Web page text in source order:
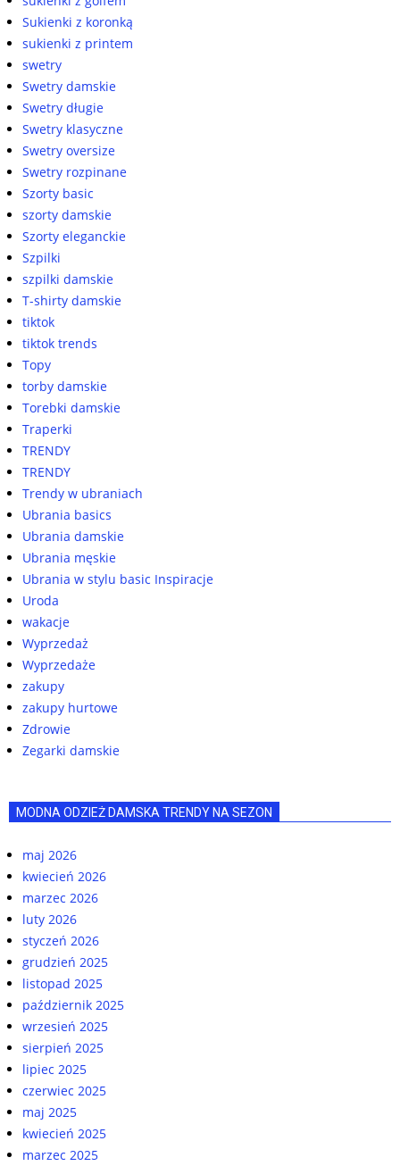
Sukienki z koronką
sukienki z printem
swetry
Swetry damskie
Swetry długie
Swetry klasyczne
Swetry oversize
Swetry rozpinane
Szorty basic
szorty damskie
Szorty eleganckie
Szpilki
szpilki damskie
T-shirty damskie
tiktok
tiktok trends
Topy
torby damskie
Torebki damskie
Traperki
TRENDY
TRENDY
Trendy w ubraniach
Ubrania basics
Ubrania damskie
Ubrania męskie
Ubrania w stylu basic Inspiracje
Uroda
wakacje
Wyprzedaż
Wyprzedaże
zakupy
zakupy hurtowe
Zdrowie
Zegarki damskie
MODNA ODZIEŻ DAMSKA TRENDY NA SEZON
maj 2026
kwiecień 2026
marzec 2026
luty 2026
styczeń 2026
grudzień 2025
listopad 2025
październik 2025
wrzesień 2025
sierpień 2025
lipiec 2025
czerwiec 2025
maj 2025
kwiecień 2025
marzec 2025